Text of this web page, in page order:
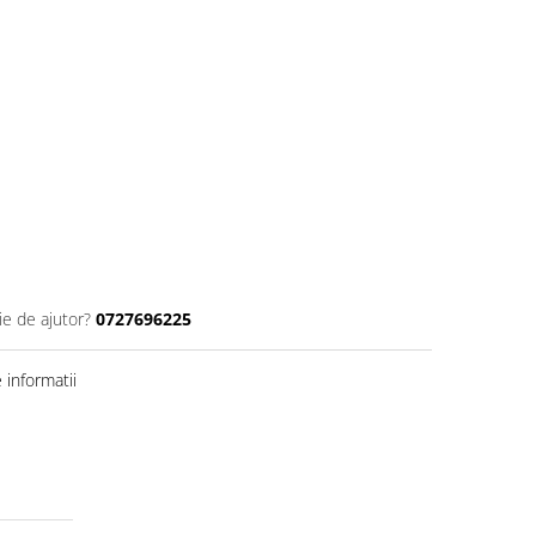
de ajutor? 0727696225
informatii